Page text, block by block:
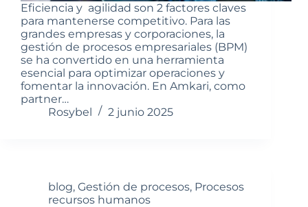
Eficiencia y agilidad son 2 factores claves
para mantenerse competitivo. Para las
grandes empresas y corporaciones, la
gestión de procesos empresariales (BPM)
se ha convertido en una herramienta
esencial para optimizar operaciones y
fomentar la innovación. En Amkari, como
partner…
Rosybel
2 junio 2025
blog, Gestión de procesos, Procesos
recursos humanos